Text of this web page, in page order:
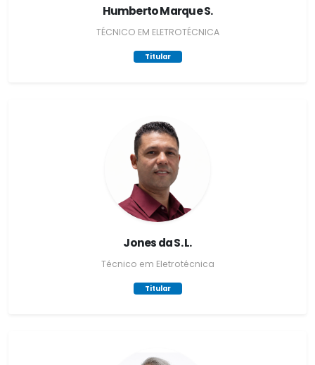
Humberto Marque S.
TÉCNICO EM ELETROTÉCNICA
Titular
Jones da S. L.
Técnico em Eletrotécnica
Titular